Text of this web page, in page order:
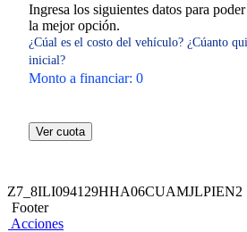
Ingresa los siguientes datos para
la mejor opción.
¿Cúal es el costo del vehículo? ¿Cúanto
inicial?
Monto a financiar: 0
Ver cuota
Z7_8ILI094129HHA06CUAMJLPIEN2
Footer
Acciones